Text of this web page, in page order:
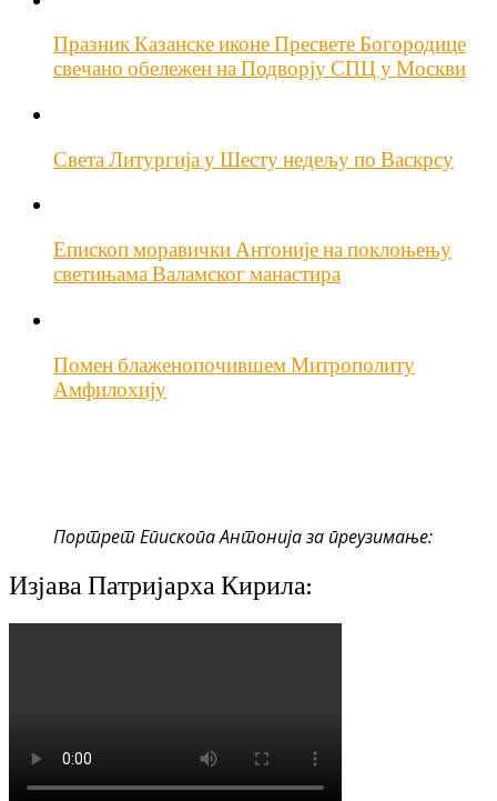
Празник Казанске иконе Пресвете Богородице
свечано обележен на Подворју СПЦ у Москви
Света Литургија у Шесту недељу по Васкрсу
Епископ моравички Антоније на поклоњењу
светињама Валамског манастира
Помен блаженопочившем Митрополиту
Амфилохију
Портрет Епископа Антонија за преузимање:
Изјава Патријарха Кирила: